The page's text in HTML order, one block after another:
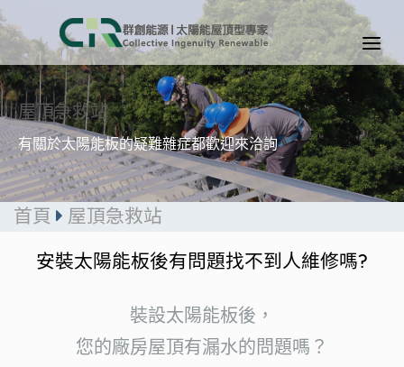
屋頂急救站
有關於太陽能板的疑難雜症都歡迎來洽詢
首頁 屋頂急救站
安裝太陽能板後有問題找不到人維修嗎?
裝設太陽能板後，
您的廠房屋頂有漏水的問題嗎？